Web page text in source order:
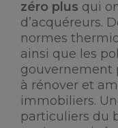
zéro plus qui
d’acquéreurs.
normes
ainsi que les
gouvernement
à rénover et
immobiliers.
particuliers du